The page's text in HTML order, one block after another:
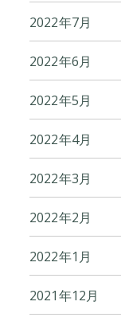
2022年7月
2022年6月
2022年5月
2022年4月
2022年3月
2022年2月
2022年1月
2021年12月